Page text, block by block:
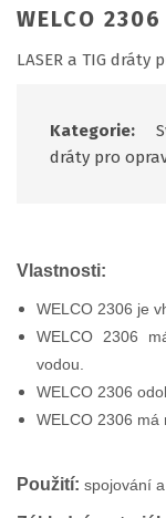
WELCO 2306
LASER a TIG
Kategorie:
dráty pro
Vlastnosti:
WELCO 2306 je
WELCO 2306
vodou.
WELCO 2306
WELCO 2306 má
Použití: spojování a